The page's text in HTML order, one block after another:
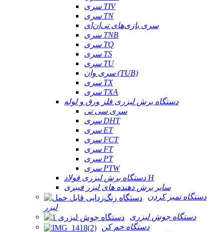
سری TIV
سری TN
سری بازی‌های تی‌ان‌ای
سری TNB
سری TQ
سری TS
سری TU
سری وان (TUB)
سری TX
سری TXA
دستگاه برش لیزری فلز ورق و لوله
سری سی تی
سری DHT
سری ET
سری FCT
سری FT
سری PT
سری PTW
دستگاه برش لیزری فولاد H
سایر برش دهنده های لیزر فیبری
دستگاه تمیز کردن
لیزر
دستگاه جوش لیزری
دستگاه خم کن